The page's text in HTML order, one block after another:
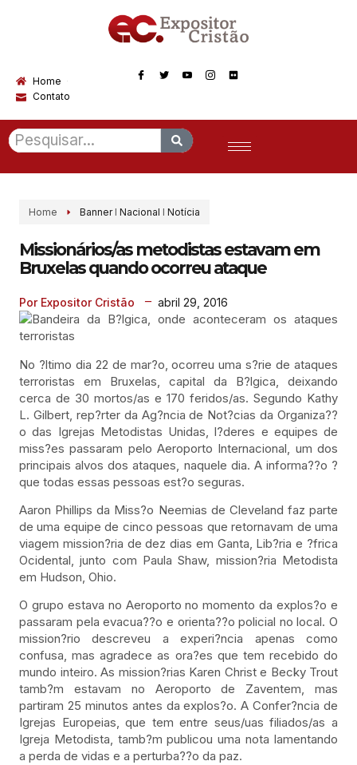
Home
Contato
Home BannerI Nacional I Notícia
Missionários/as metodistas estavam em
Bruxelas quando ocorreu ataque
Por Expositor Cristão abril 29, 2016
No ?ltimo dia 22 de mar?o, ocorreu uma s?rie de ataques
terroristas em Bruxelas, capital da B?lgica, deixando
cerca de 30 mortos/as e 170 feridos/as. Segundo Kathy
L. Gilbert, rep?rter da Ag?ncia de Not?cias da Organiza??
o das Igrejas Metodistas Unidas, l?deres e equipes de
miss?es passaram pelo Aeroporto Internacional, um dos
principais alvos dos ataques, naquele dia. A informa??o ?
que todas essas pessoas est?o seguras.
Aaron Phillips da Miss?o Neemias de Cleveland faz parte
de uma equipe de cinco pessoas que retornavam de uma
viagem mission?ria de dez dias em Ganta, Lib?ria e ?frica
Ocidental, junto com Paula Shaw, mission?ria Metodista
em Hudson, Ohio.
O grupo estava no Aeroporto no momento da explos?o e
passaram pela evacua??o e orienta??o policial no local. O
mission?rio descreveu a experi?ncia apenas como
confusa, mas agradece as ora?es que tem recebido do
mundo inteiro. As mission?rias Karen Christ e Becky Trout
tamb?m estavam no Aeroporto de Zaventem, mas
partiram 25 minutos antes da explos?o. A Confer?ncia de
Igrejas Europeias, que tem entre seus/uas filiados/as a
Igreja Metodista, tamb?m publicou uma nota lamentando
a perda de vidas e a perturba??o da paz.